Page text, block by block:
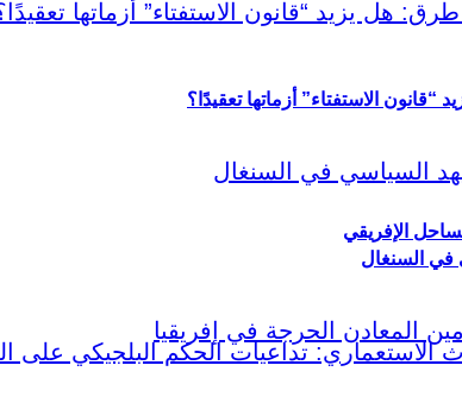
الإفريقي
الاستفتاء” أزماتها تعقيدًا؟
في السنغال